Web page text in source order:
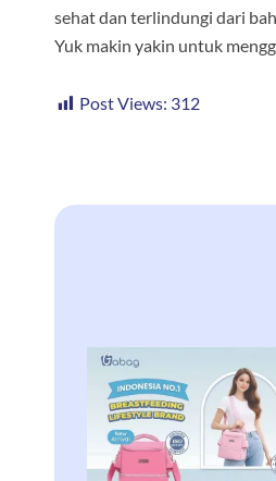
sehat dan terlindungi dari
Yuk makin yakin untuk
Post Views: 312